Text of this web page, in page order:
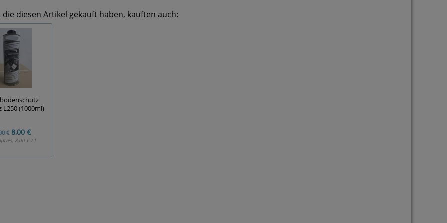
die diesen Artikel gekauft haben, kauften auch:
L250 (1000ml)
€8,00 €
8,00 € / l